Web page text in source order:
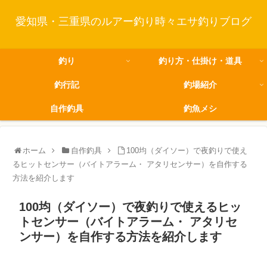
愛知県・三重県のルアー釣り時々エサ釣りブログ
釣り 釣り方・仕掛け・道具
釣行記 釣場紹介
自作釣具 釣魚メシ
ホーム 自作釣具
100均（ダイソー）で夜釣りで使え
るヒットセンサー（バイトアラーム・ アタリセンサー）を自作する
方法を紹介します
100均（ダイソー）で夜釣りで使えるヒッ
トセンサー（バイトアラーム・ アタリセ
ンサー）を自作する方法を紹介します